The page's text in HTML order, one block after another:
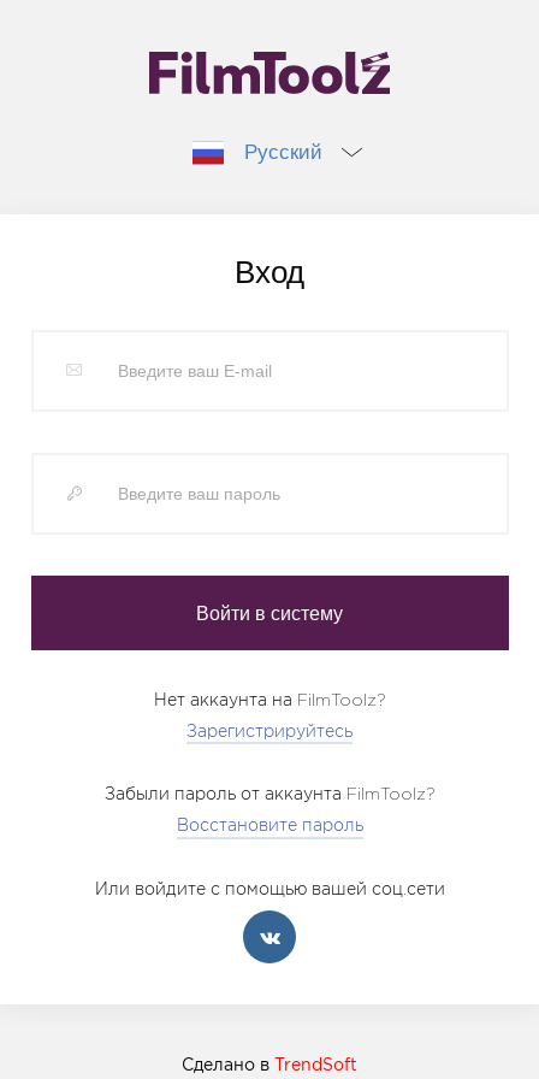
Русский
Вход
Нет аккаунта на FilmToolz?
Зарегистрируйтесь
Забыли пароль от аккаунта FilmToolz?
Восстановите пароль
Или войдите с помощью вашей соц.сети
Сделано в TrendSoft